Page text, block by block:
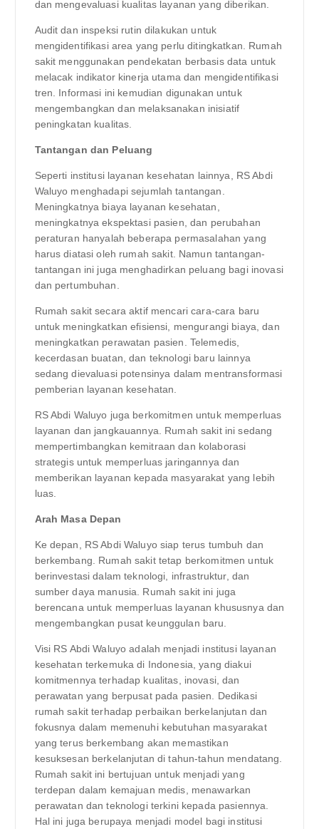
dan mengevaluasi kualitas layanan yang diberikan.
Audit dan inspeksi rutin dilakukan untuk
mengidentifikasi area yang perlu ditingkatkan. Rumah
sakit menggunakan pendekatan berbasis data untuk
melacak indikator kinerja utama dan mengidentifikasi
tren. Informasi ini kemudian digunakan untuk
mengembangkan dan melaksanakan inisiatif
peningkatan kualitas.
Tantangan dan Peluang
Seperti institusi layanan kesehatan lainnya, RS Abdi
Waluyo menghadapi sejumlah tantangan.
Meningkatnya biaya layanan kesehatan,
meningkatnya ekspektasi pasien, dan perubahan
peraturan hanyalah beberapa permasalahan yang
harus diatasi oleh rumah sakit. Namun tantangan-
tantangan ini juga menghadirkan peluang bagi inovasi
dan pertumbuhan.
Rumah sakit secara aktif mencari cara-cara baru
untuk meningkatkan efisiensi, mengurangi biaya, dan
meningkatkan perawatan pasien. Telemedis,
kecerdasan buatan, dan teknologi baru lainnya
sedang dievaluasi potensinya dalam mentransformasi
pemberian layanan kesehatan.
RS Abdi Waluyo juga berkomitmen untuk memperluas
layanan dan jangkauannya. Rumah sakit ini sedang
mempertimbangkan kemitraan dan kolaborasi
strategis untuk memperluas jaringannya dan
memberikan layanan kepada masyarakat yang lebih
luas.
Arah Masa Depan
Ke depan, RS Abdi Waluyo siap terus tumbuh dan
berkembang. Rumah sakit tetap berkomitmen untuk
berinvestasi dalam teknologi, infrastruktur, dan
sumber daya manusia. Rumah sakit ini juga
berencana untuk memperluas layanan khususnya dan
mengembangkan pusat keunggulan baru.
Visi RS Abdi Waluyo adalah menjadi institusi layanan
kesehatan terkemuka di Indonesia, yang diakui
komitmennya terhadap kualitas, inovasi, dan
perawatan yang berpusat pada pasien. Dedikasi
rumah sakit terhadap perbaikan berkelanjutan dan
fokusnya dalam memenuhi kebutuhan masyarakat
yang terus berkembang akan memastikan
kesuksesan berkelanjutan di tahun-tahun mendatang.
Rumah sakit ini bertujuan untuk menjadi yang
terdepan dalam kemajuan medis, menawarkan
perawatan dan teknologi terkini kepada pasiennya.
Hal ini juga berupaya menjadi model bagi institusi